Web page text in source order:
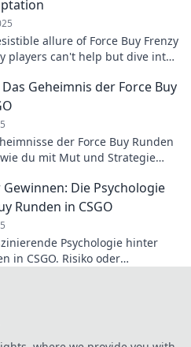
allure of Force Buy Frenzy
players can't help but dive into
Geheimnis der Force Buy
der Force Buy Runden
wie du mit Mut und Strategie
Die Psychologie
Runden in CSGO
Psychologie hinter
in CSGO. Risiko oder